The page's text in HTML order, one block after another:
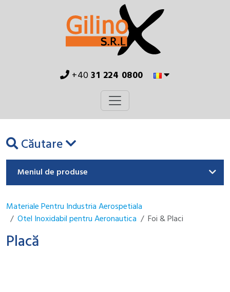
+4031 224 0800
Căutare
Meniul de produse
Materiale Pentru Industria Aerospetiala
Otel Inoxidabil pentru Aeronautica
Foi & Placi
Placă